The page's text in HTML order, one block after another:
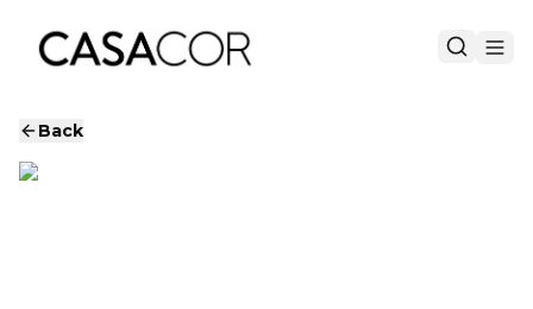
Back